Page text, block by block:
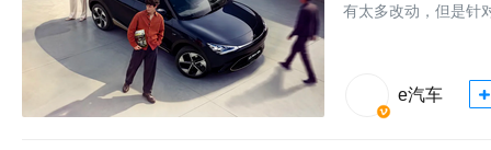
有太多改动，但是针
e汽车